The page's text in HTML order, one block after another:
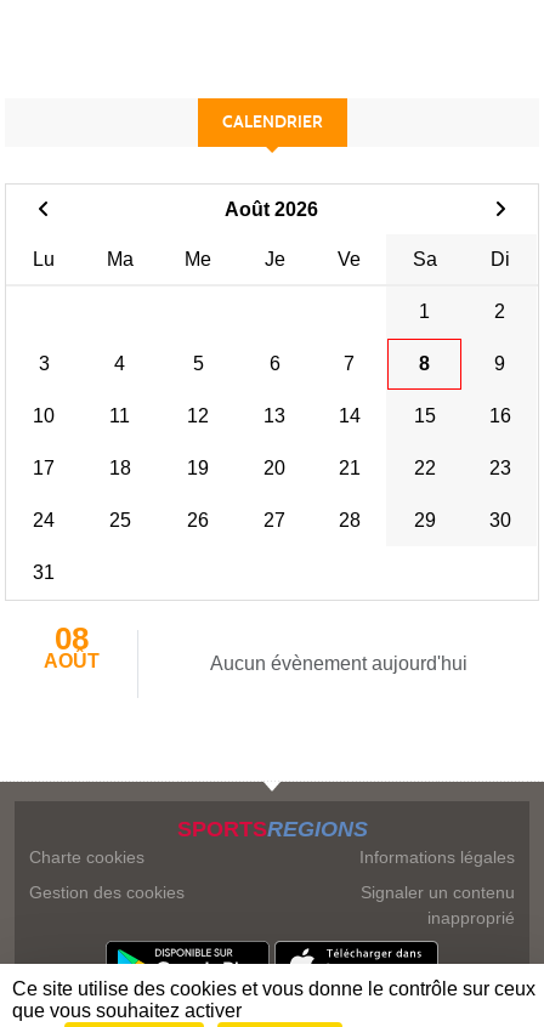
CALENDRIER
Août 2026
Lu Ma Me Je Ve Sa Di
1 2
3 4 5 6 7 8 9
10 11 12 13 14 15 16
17 18 19 20 21 22 23
24 25 26 27 28 29 30
31
08
AOÛT Aucun évènement aujourd'hui
SPORTSREGIONS
Charte cookies
Gestion des cookies
Informations légales
Signaler un contenu
inapproprié
Ce site utilise des cookies et vous donne le contrôle sur ceux
que vous souhaitez activer